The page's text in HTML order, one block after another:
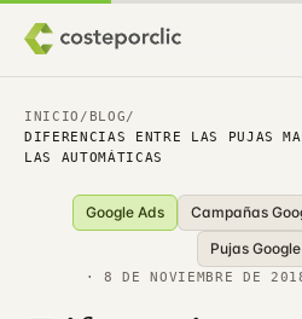
INICIO / BLOG/
DIFERENCIAS ENTRE LAS PUJAS
LAS AUTOMÁTICAS
Google Ads Campañas
Pujas
·8 DE NOVIEMBRE DE